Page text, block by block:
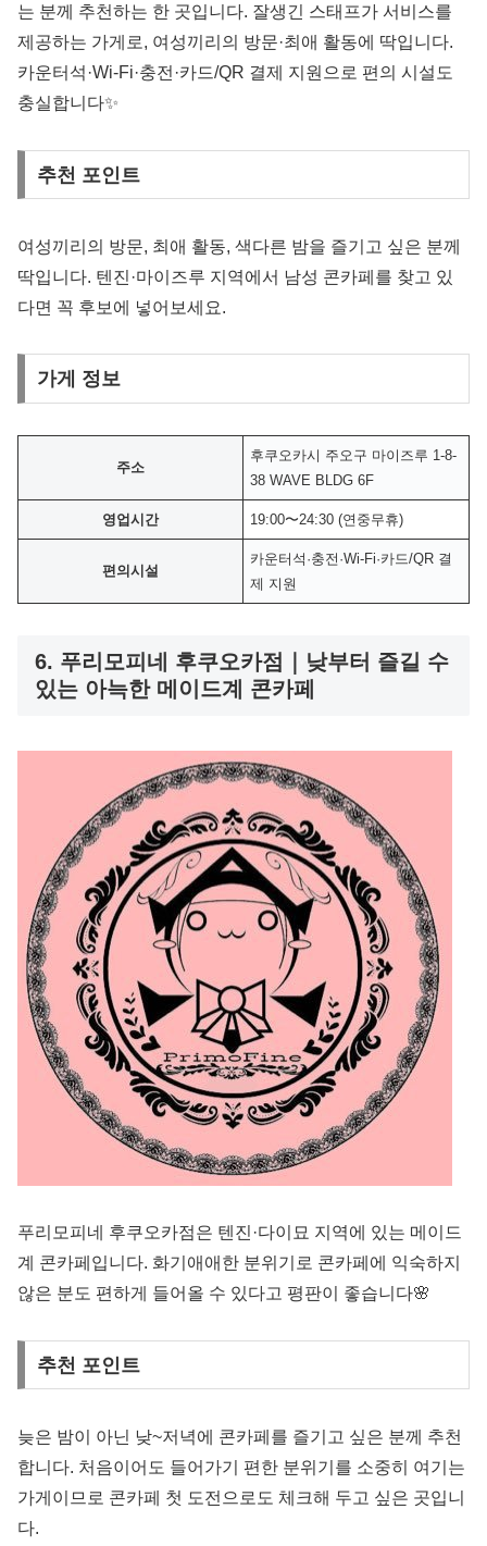
는 분께 추천하는 한 곳입니다. 잘생긴 스태프가 서비스를
제공하는 가게로, 여성끼리의 방문·최애 활동에 딱입니다.
카운터석·Wi-Fi·충전·카드/QR 결제 지원으로 편의 시설도
충실합니다✨
추천 포인트
여성끼리의 방문, 최애 활동, 색다른 밤을 즐기고 싶은 분께
딱입니다. 텐진·마이즈루 지역에서 남성 콘카페를 찾고 있
다면 꼭 후보에 넣어보세요.
가게 정보
주소
후쿠오카시 주오구 마이즈루 1-8-
38 WAVE BLDG 6F
영업시간 19:00〜24:30 (연중무휴)
편의시설
카운터석·충전·Wi-Fi·카드/QR 결
제 지원
6. 푸리모피네 후쿠오카점｜낮부터 즐길 수
있는 아늑한 메이드계 콘카페
푸리모피네 후쿠오카점은 텐진·다이묘 지역에 있는 메이드
계 콘카페입니다. 화기애애한 분위기로 콘카페에 익숙하지
않은 분도 편하게 들어올 수 있다고 평판이 좋습니다🌸
추천 포인트
늦은 밤이 아닌 낮~저녁에 콘카페를 즐기고 싶은 분께 추천
합니다. 처음이어도 들어가기 편한 분위기를 소중히 여기는
가게이므로 콘카페 첫 도전으로도 체크해 두고 싶은 곳입니
다.